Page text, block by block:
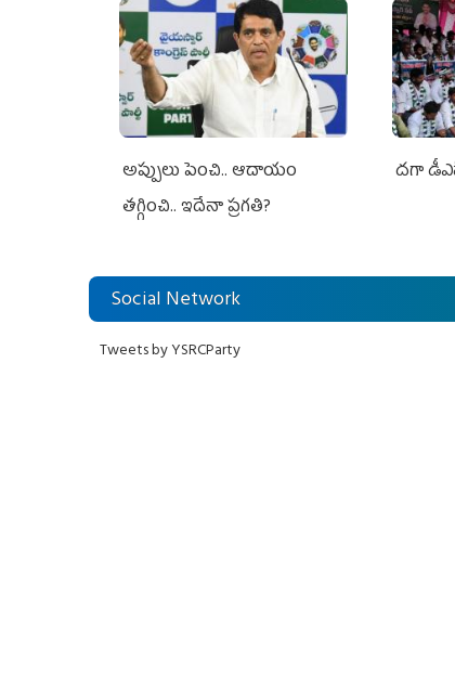
అప్పులు పెంచి.. ఆదాయం
తగ్గించి.. ఇదేనా ప్రగతి?
దగా
Social Network
Tweets by YSRCParty